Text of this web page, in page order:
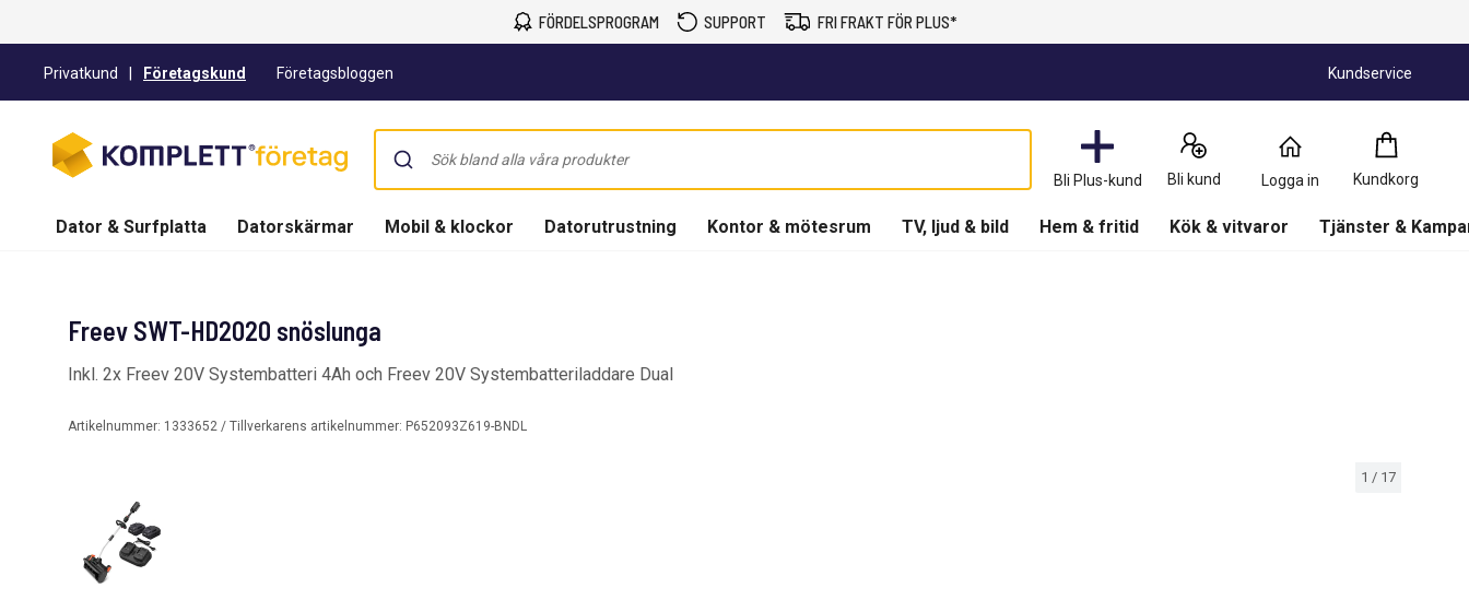
FÖRDELSPROGRAM SUPPORT FRI FRAKT FÖR PLUS*
Privatkund Företagskund Företagsbloggen Kundservice
Bli Plus-kund Bli kund Logga in Kundkorg
Kundkorg
0
Produkter
Dator & Surfplatta Datorskärmar Mobil & klockor Datorutrustning Kontor & mötesrum TV, ljud & bild Hem & fritid Kök & vitvaror Tjänster &
1 / 17
Freev SWT-HD2020 snöslunga
Inkl. 2x Freev 20V Systembatteri 4Ah och Freev 20V Systembatteriladdare Dual
Artikelnummer: 1333652 / Tillverkarens artikelnummer: P652093Z619-BNDL